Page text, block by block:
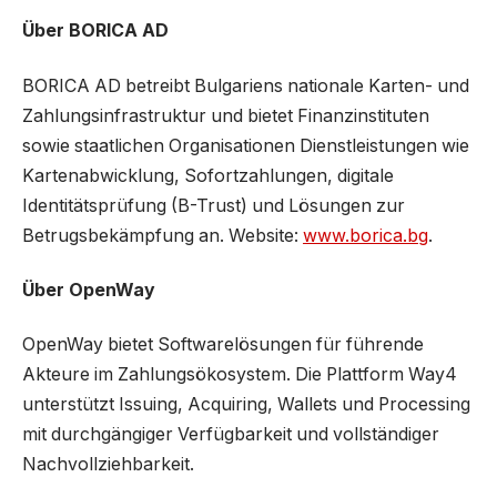
Über BORICA AD
BORICA AD betreibt Bulgariens nationale Karten- und
Zahlungsinfrastruktur und bietet Finanzinstituten
sowie staatlichen Organisationen Dienstleistungen wie
Kartenabwicklung, Sofortzahlungen, digitale
Identitätsprüfung (B-Trust) und Lösungen zur
Betrugsbekämpfung an. Website: www.borica.bg.
Über OpenWay
OpenWay bietet Softwarelösungen für führende
Akteure im Zahlungsökosystem. Die Plattform Way4
unterstützt Issuing, Acquiring, Wallets und Processing
mit durchgängiger Verfügbarkeit und vollständiger
Nachvollziehbarkeit.